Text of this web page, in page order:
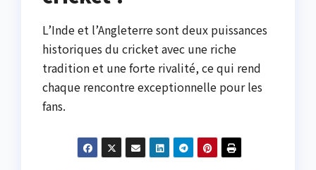
L’Inde et l’Angleterre sont deux puissances
historiques du cricket avec une riche
tradition et une forte rivalité, ce qui rend
chaque rencontre exceptionnelle pour les
fans.